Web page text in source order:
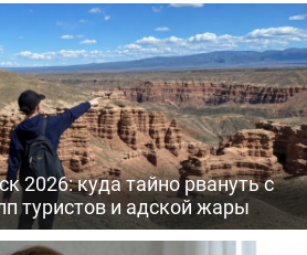
2026: куда тайно рвануть с
туристов и адской жары